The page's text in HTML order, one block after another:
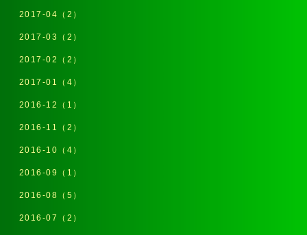
2017-04（2）
2017-03（2）
2017-02（2）
2017-01（4）
2016-12（1）
2016-11（2）
2016-10（4）
2016-09（1）
2016-08（5）
2016-07（2）